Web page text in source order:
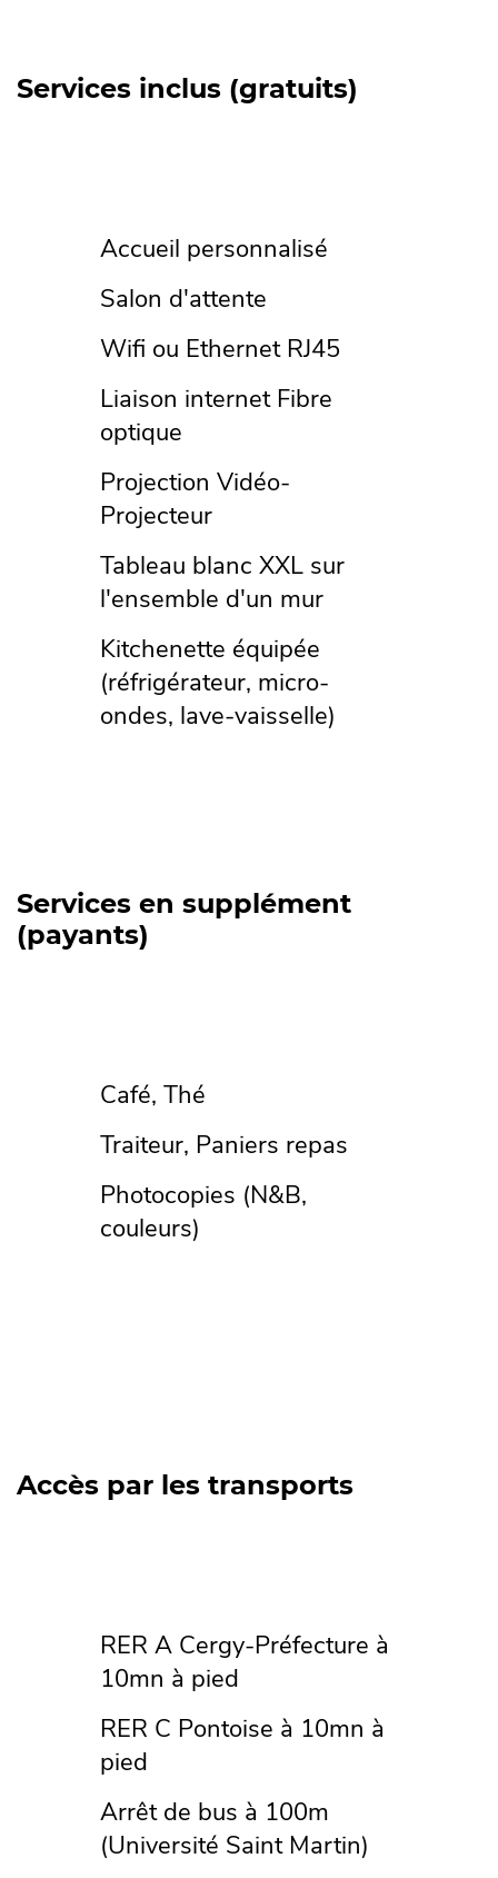
Services inclus (gratuits)
Accueil personnalisé
Salon d'attente
Wifi ou Ethernet RJ45
Liaison internet Fibre
optique
Projection Vidéo-
Projecteur
Tableau blanc XXL sur
l'ensemble d'un mur
Kitchenette équipée
(réfrigérateur, micro-
ondes, lave-vaisselle)
Services en supplément
(payants)
Café, Thé
Traiteur, Paniers repas
Photocopies (N&B,
couleurs)
Accès par les transports
RER A Cergy-Préfecture à
10mn à pied
RER C Pontoise à 10mn à
pied
Arrêt de bus à 100m
(Université Saint Martin)